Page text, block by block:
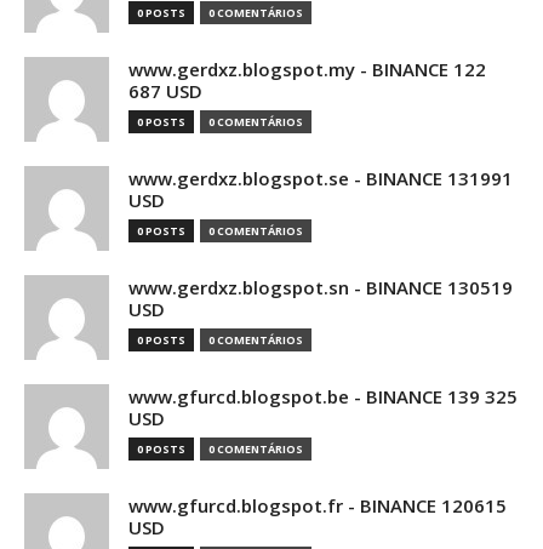
0 POSTS 0 COMENTÁRIOS
www.gerdxz.blogspot.my - BINANCE 122
687 USD
0 POSTS 0 COMENTÁRIOS
www.gerdxz.blogspot.se - BINANCE 131991
USD
0 POSTS 0 COMENTÁRIOS
www.gerdxz.blogspot.sn - BINANCE 130519
USD
0 POSTS 0 COMENTÁRIOS
www.gfurcd.blogspot.be - BINANCE 139 325
USD
0 POSTS 0 COMENTÁRIOS
www.gfurcd.blogspot.fr - BINANCE 120615
USD